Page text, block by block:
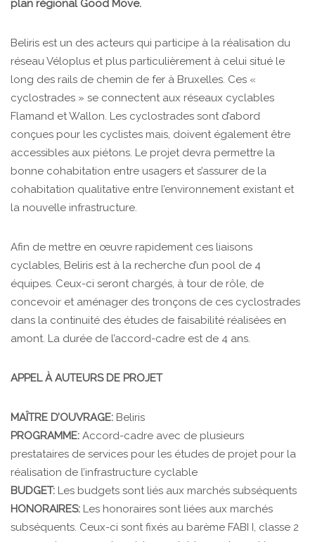
plan régional Good Move.
Beliris est un des acteurs qui participe à la réalisation du
réseau Véloplus et plus particulièrement à celui situé le
long des rails de chemin de fer à Bruxelles. Ces «
cyclostrades » se connectent aux réseaux cyclables
Flamand et Wallon. Les cyclostrades sont d’abord
conçues pour les cyclistes mais, doivent également être
accessibles aux piétons. Le projet devra permettre la
bonne cohabitation entre usagers et s’assurer de la
cohabitation qualitative entre l’environnement existant et
la nouvelle infrastructure.
Afin de mettre en œuvre rapidement ces liaisons
cyclables, Beliris est à la recherche d’un pool de 4
équipes. Ceux-ci seront chargés, à tour de rôle, de
concevoir et aménager des tronçons de ces cyclostrades
dans la continuité des études de faisabilité réalisées en
amont. La durée de l’accord-cadre est de 4 ans.
APPEL À AUTEURS DE PROJET
MAÎTRE D’OUVRAGE: Beliris
PROGRAMME: Accord-cadre avec de plusieurs
prestataires de services pour les études de projet pour la
réalisation de l’infrastructure cyclable
BUDGET: Les budgets sont liés aux marchés subséquents
HONORAIRES: Les honoraires sont liées aux marchés
subséquents. Ceux-ci sont fixés au barème FABI I, classe 2